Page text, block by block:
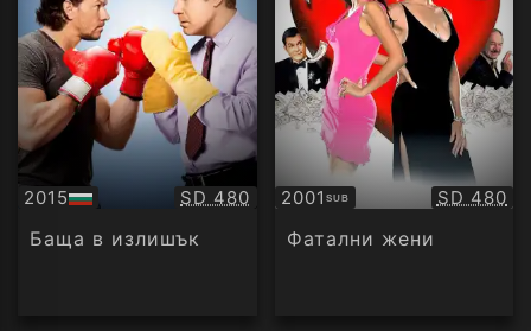
2015
БГ
аудио
Качество:
SD 480
Баща в излишък
2001 SUB
Субтитри SD 480
Фатални жени